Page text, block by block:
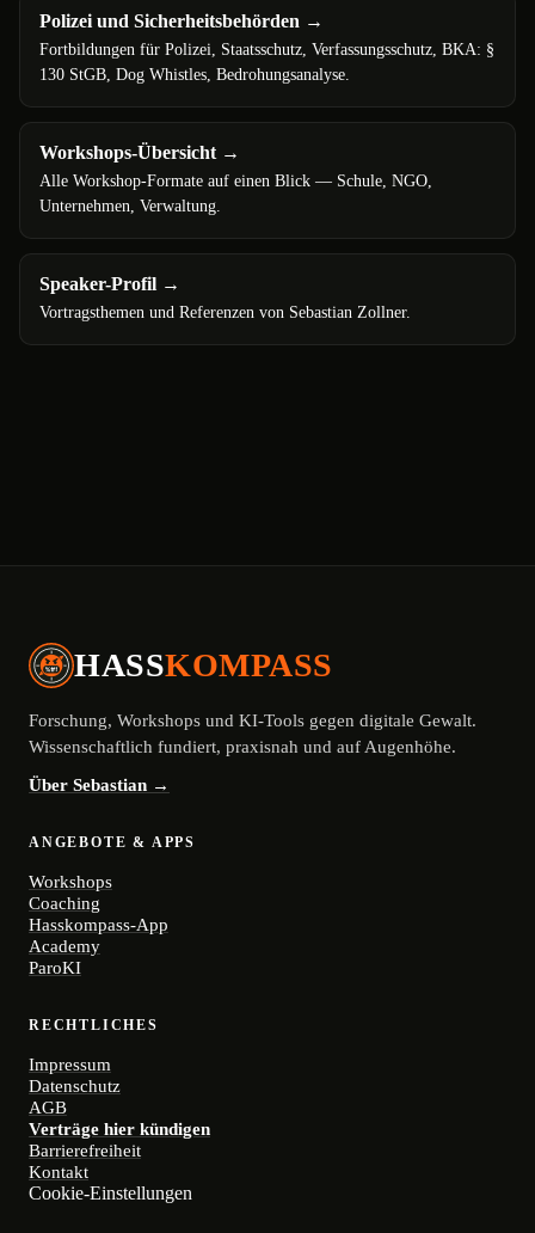
Polizei und Sicherheitsbehörden →
Fortbildungen für Polizei, Staatsschutz, Verfassungsschutz, BKA: §
130 StGB, Dog Whistles, Bedrohungsanalyse.
Workshops-Übersicht →
Alle Workshop-Formate auf einen Blick — Schule, NGO,
Unternehmen, Verwaltung.
Speaker-Profil →
Vortragsthemen und Referenzen von Sebastian Zollner.
HASSKOMPASS
Forschung, Workshops und KI-Tools gegen digitale Gewalt.
Wissenschaftlich fundiert, praxisnah und auf Augenhöhe.
Über Sebastian →
ANGEBOTE & APPS
Workshops
Coaching
Hasskompass-App
Academy
ParoKI
RECHTLICHES
Impressum
Datenschutz
AGB
Verträge hier kündigen
Barrierefreiheit
Kontakt
Cookie-Einstellungen